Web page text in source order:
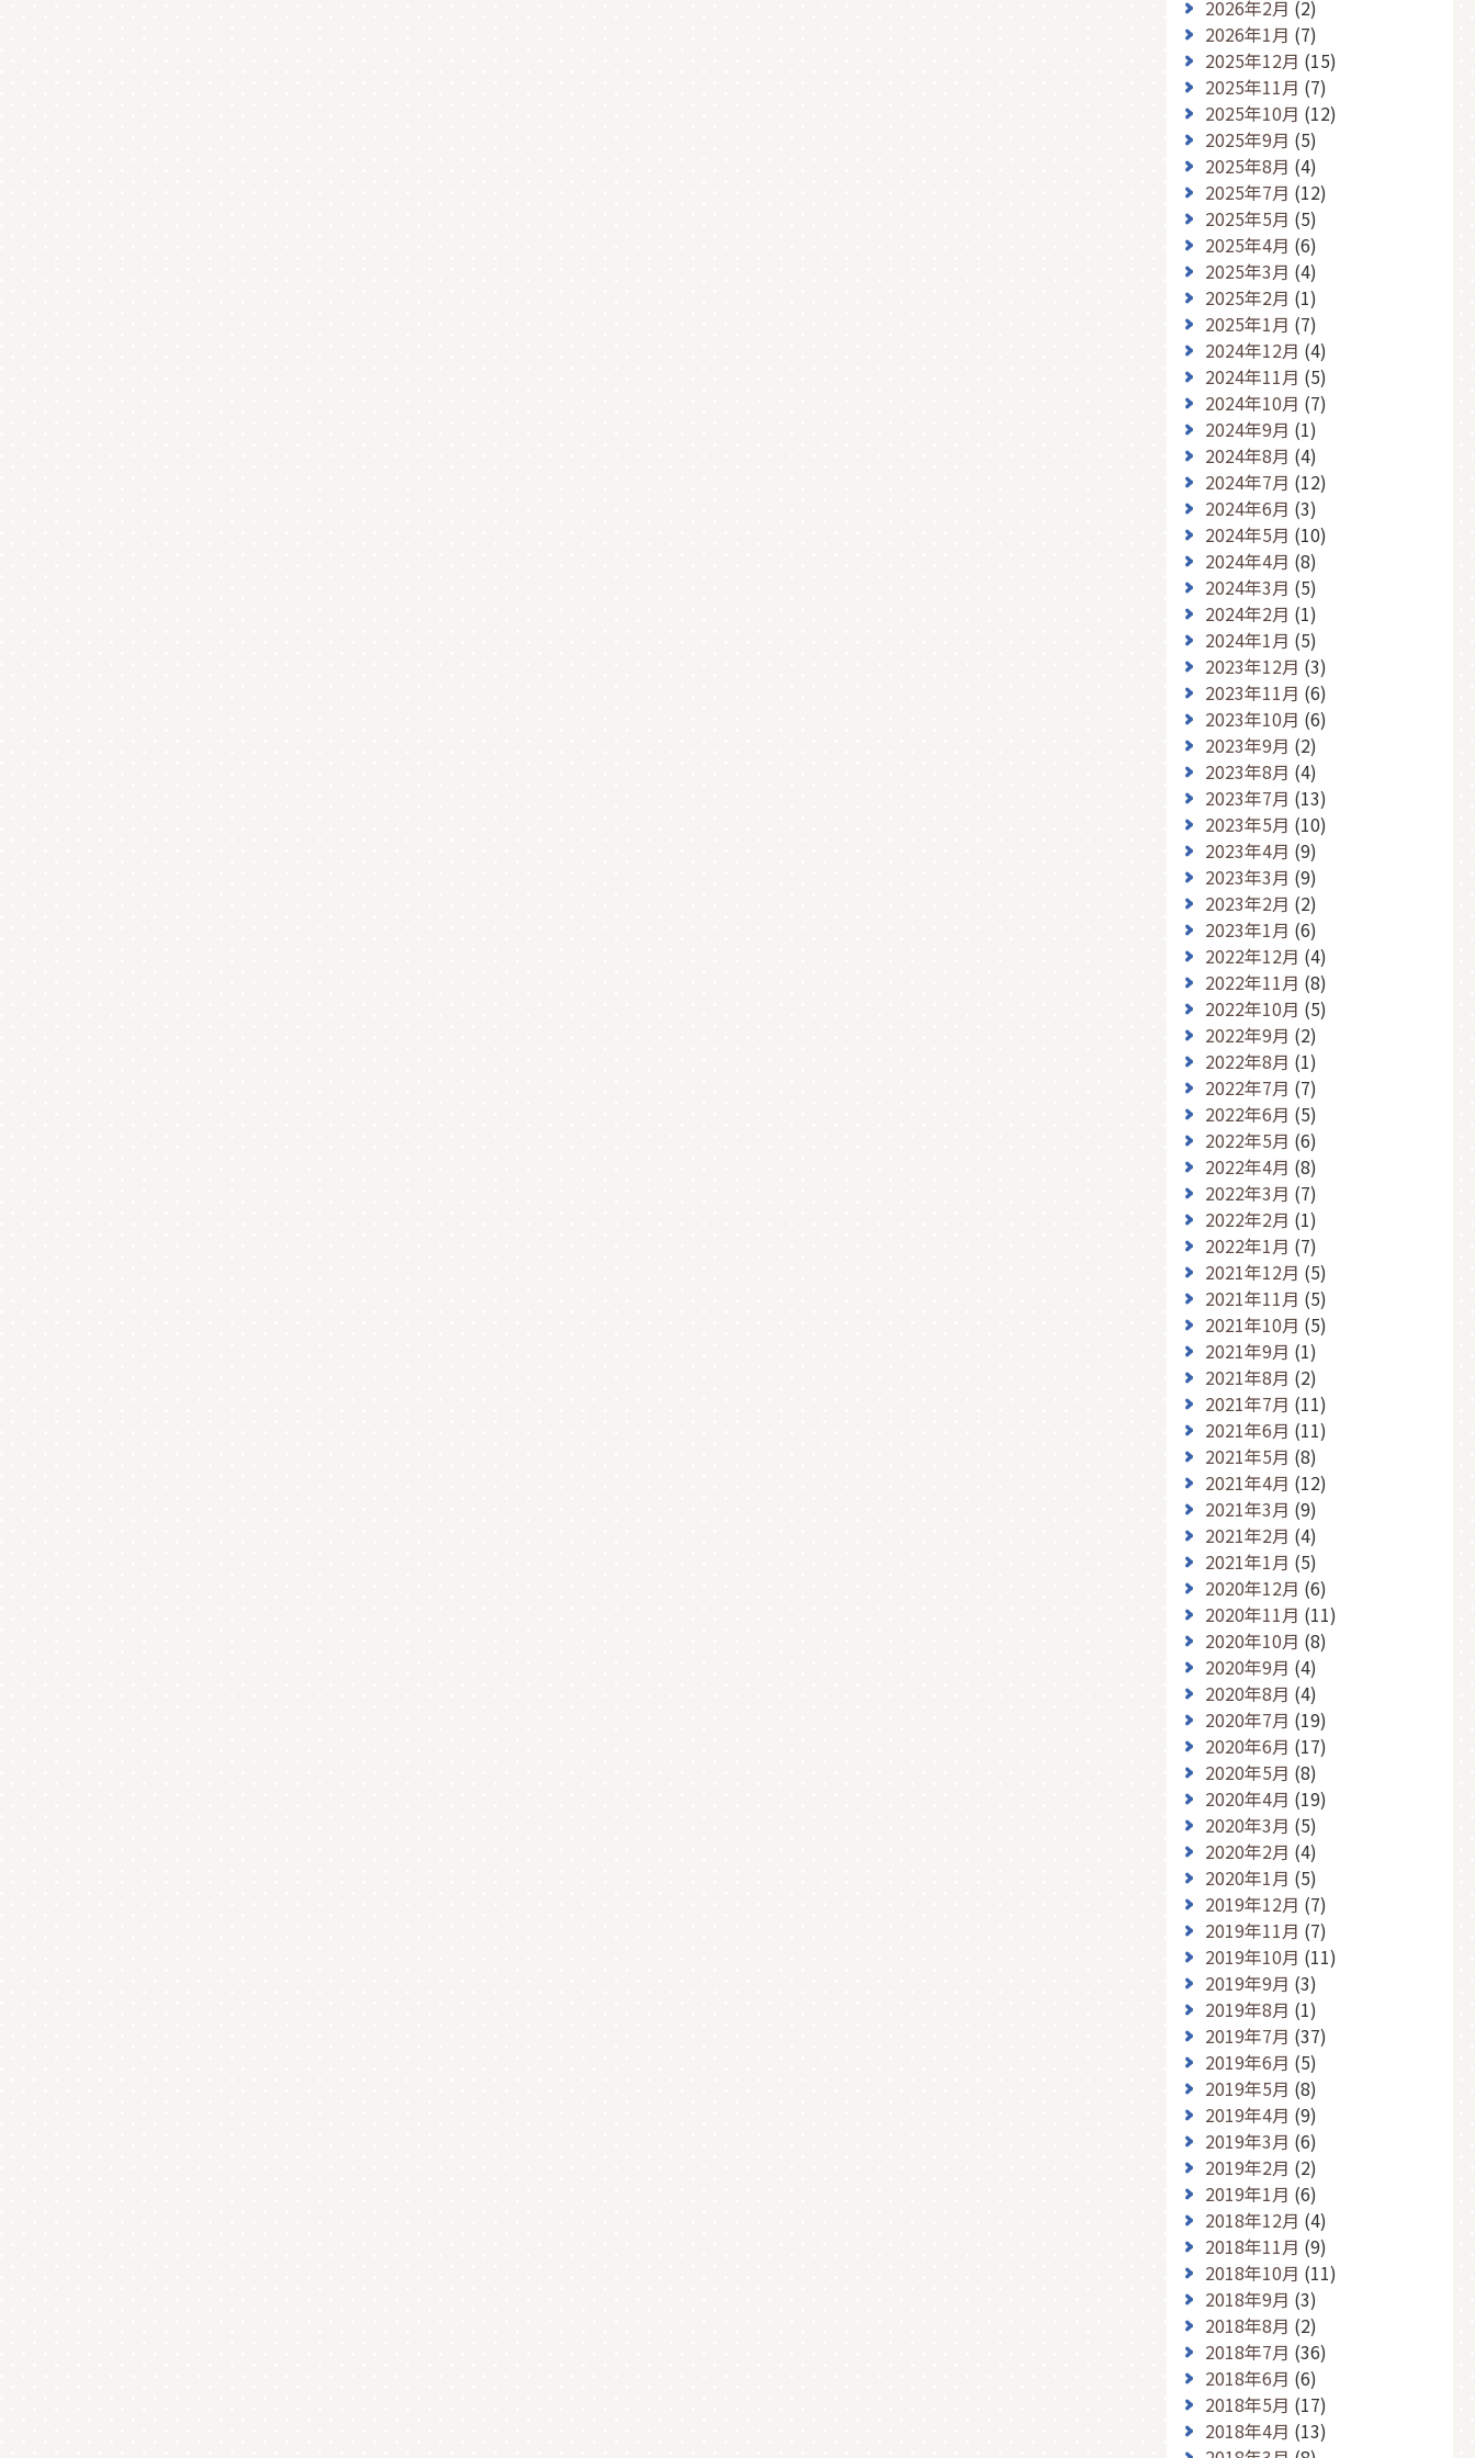
2026年2月 (2)
2026年1月 (7)
2025年12月 (15)
2025年11月 (7)
2025年10月 (12)
2025年9月 (5)
2025年8月 (4)
2025年7月 (12)
2025年5月 (5)
2025年4月 (6)
2025年3月 (4)
2025年2月 (1)
2025年1月 (7)
2024年12月 (4)
2024年11月 (5)
2024年10月 (7)
2024年9月 (1)
2024年8月 (4)
2024年7月 (12)
2024年6月 (3)
2024年5月 (10)
2024年4月 (8)
2024年3月 (5)
2024年2月 (1)
2024年1月 (5)
2023年12月 (3)
2023年11月 (6)
2023年10月 (6)
2023年9月 (2)
2023年8月 (4)
2023年7月 (13)
2023年5月 (10)
2023年4月 (9)
2023年3月 (9)
2023年2月 (2)
2023年1月 (6)
2022年12月 (4)
2022年11月 (8)
2022年10月 (5)
2022年9月 (2)
2022年8月 (1)
2022年7月 (7)
2022年6月 (5)
2022年5月 (6)
2022年4月 (8)
2022年3月 (7)
2022年2月 (1)
2022年1月 (7)
2021年12月 (5)
2021年11月 (5)
2021年10月 (5)
2021年9月 (1)
2021年8月 (2)
2021年7月 (11)
2021年6月 (11)
2021年5月 (8)
2021年4月 (12)
2021年3月 (9)
2021年2月 (4)
2021年1月 (5)
2020年12月 (6)
2020年11月 (11)
2020年10月 (8)
2020年9月 (4)
2020年8月 (4)
2020年7月 (19)
2020年6月 (17)
2020年5月 (8)
2020年4月 (19)
2020年3月 (5)
2020年2月 (4)
2020年1月 (5)
2019年12月 (7)
2019年11月 (7)
2019年10月 (11)
2019年9月 (3)
2019年8月 (1)
2019年7月 (37)
2019年6月 (5)
2019年5月 (8)
2019年4月 (9)
2019年3月 (6)
2019年2月 (2)
2019年1月 (6)
2018年12月 (4)
2018年11月 (9)
2018年10月 (11)
2018年9月 (3)
2018年8月 (2)
2018年7月 (36)
2018年6月 (6)
2018年5月 (17)
2018年4月 (13)